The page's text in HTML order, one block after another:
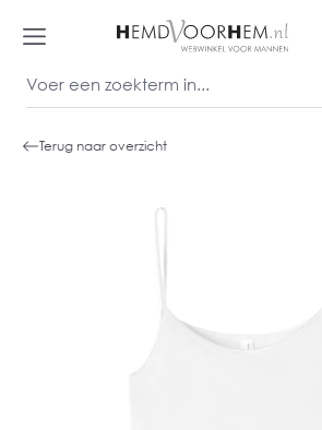
Terug naar overzicht